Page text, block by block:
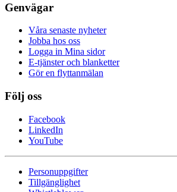
Genvägar
Våra senaste nyheter
Jobba hos oss
Logga in Mina sidor
E-tjänster och blanketter
Gör en flyttanmälan
Följ oss
Facebook
LinkedIn
YouTube
Personuppgifter
Tillgänglighet